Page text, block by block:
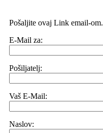
Pošaljite ovaj Link email-om.
E-Mail za:
Pošiljatelj:
Vaš E-Mail:
Naslov: